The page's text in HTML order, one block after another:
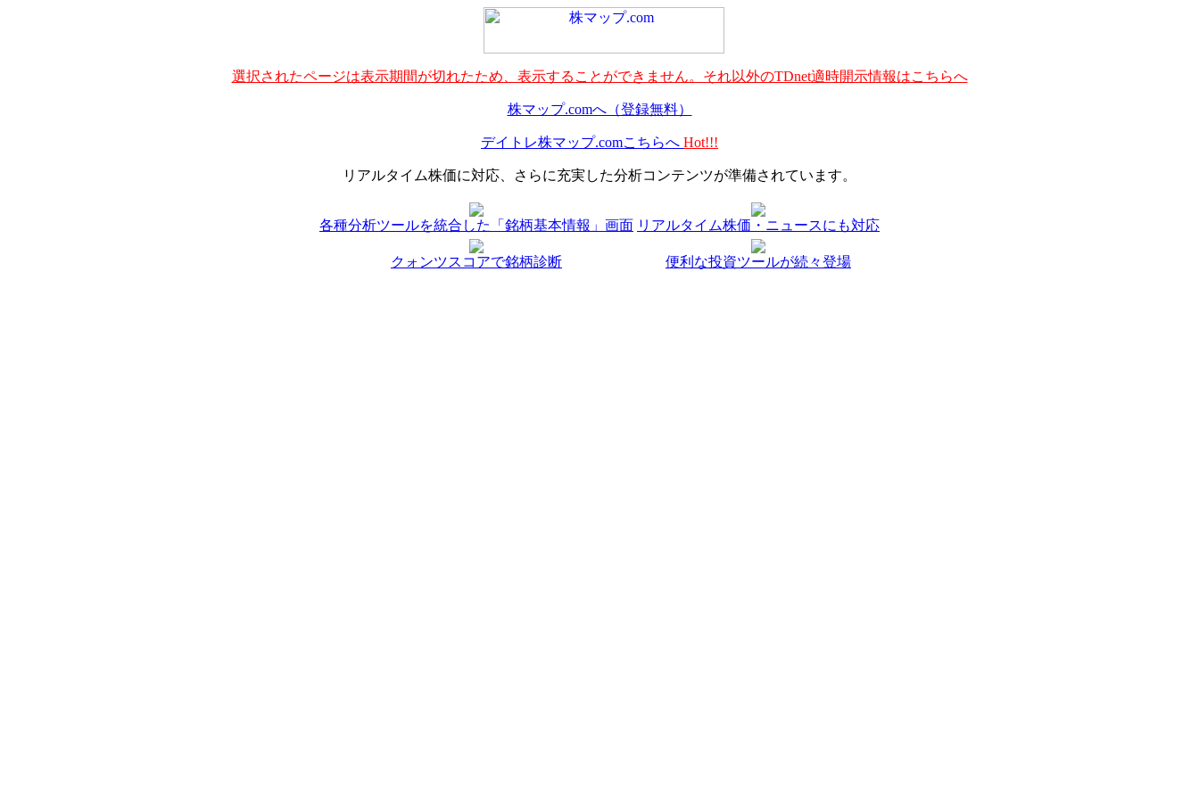
選択されたページは表示期間が切れたため、表示することができません。それ以外のTDnet適時開示情報はこちらへ
株マップ.comへ（登録無料）
デイトレ株マップ.comこちらへ Hot!!!
リアルタイム株価に対応、さらに充実した分析コンテンツが準備されています。
各種分析ツールを統合した「銘柄基本情報」画面 リアルタイム株価・ニュースにも対応
クォンツスコアで銘柄診断 便利な投資ツールが続々登場